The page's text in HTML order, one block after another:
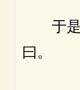
于是
曰。